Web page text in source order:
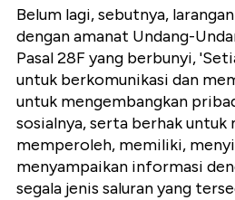
Belum lagi, sebutnya,
dengan amanat Undang-
Pasal 28F yang berbunyi,
untuk berkomunikasi dan
untuk mengembangkan
sosialnya, serta berhak untuk
memperoleh, memiliki,
menyampaikan informasi
segala jenis saluran yang